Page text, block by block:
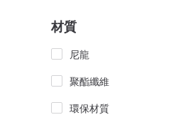
材質
尼龍
聚酯纖維
環保材質